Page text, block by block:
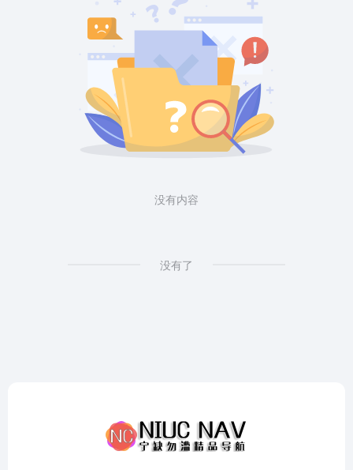
没有内容
没有了